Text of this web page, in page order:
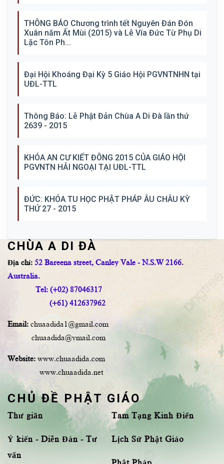
THÔNG BÁO Chương trình tết Nguyên Đán Đón
Xuân năm Ất Mùi (2015) và Lễ Vía Đức Từ Phụ Di
Lặc Tôn Ph...
Đại Hội Khoáng Đại Kỳ 5 Giáo Hội PGVNTNHN tại
UĐL-TTL
Thông Báo: Lễ Phật Đản Chùa A Di Đà lần thứ
2639 - 2015
KHÓA AN CƯ KIẾT ĐÔNG 2015 CỦA GIÁO HỘI
PGVNTN HẢI NGOẠI TẠI UĐL-TTL
ĐỨC: KHÓA TU HỌC PHẬT PHÁP ÂU CHÂU KỲ
THỨ 27 - 2015
CHÙA A DI ĐÀ
Địa chỉ: 52 Bareena street, Canley Vale - N.S.W 2166.
Australia.
Tel: (+02) 87046317
(+61) 412637962
Email: chuaadida1@gmail.com
chuaadida@ymail.com
Website: www.chuaadida.com
www.chuaadida.net
CHỦ ĐỀ PHẬT GIÁO
Thư giãn
Ý kiến - Diễn Đàn - Tư
vấn
Tam Tạng Kinh Điển
Lịch Sử Phật Giáo